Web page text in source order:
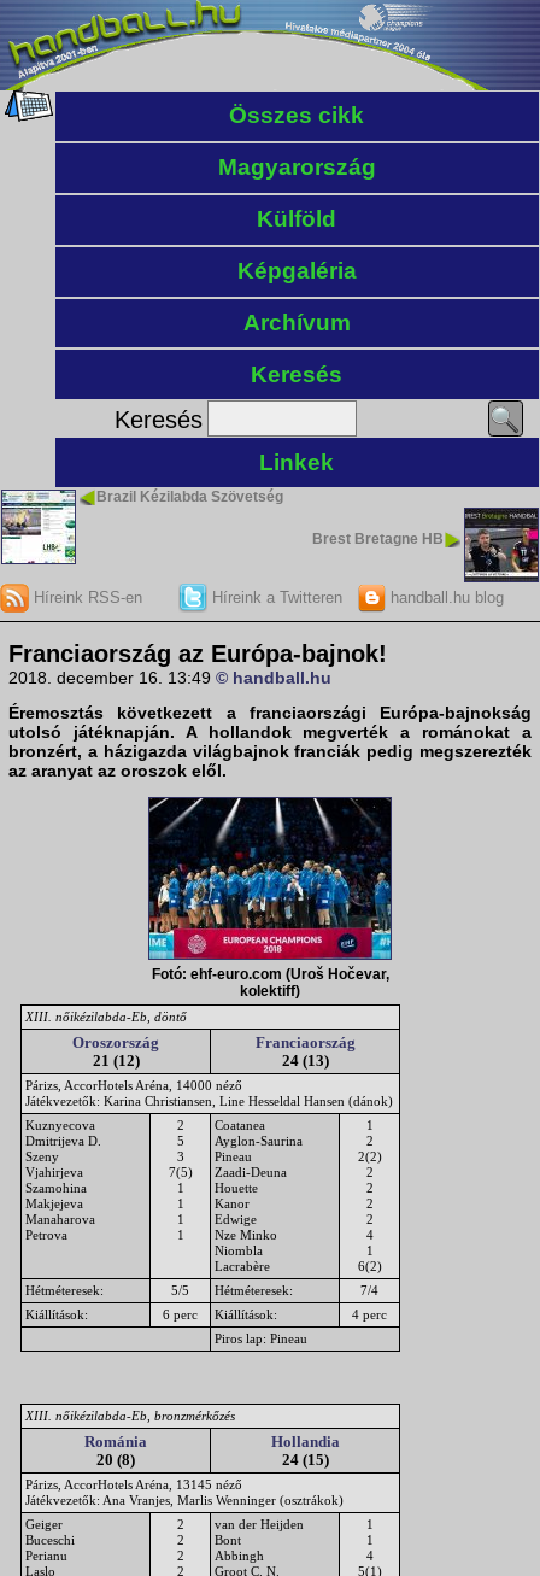
Összes cikk
Magyarország
Külföld
Képgaléria
Archívum
Keresés
Keresés
Linkek
Brazil Kézilabda Szövetség
Brest Bretagne HB
Híreink RSS-en Híreink a Twitteren handball.hu blog
Franciaország az Európa-bajnok!
2018. december 16. 13:49 © handball.hu
Éremosztás következett a franciaországi Európa-bajnokság
utolsó játéknapján. A hollandok megverték a románokat a
bronzért, a házigazda világbajnok franciák pedig megszerezték
az aranyat az oroszok elől.
Fotó: ehf-euro.com (Uroš Hočevar,
kolektiff)
XIII. nőikézilabda-Eb, döntő
Oroszország
21 (12)
Franciaország
24 (13)
Párizs, AccorHotels Aréna, 14000 néző
Játékvezetők: Karina Christiansen, Line Hesseldal Hansen (dánok)
Kuznyecova
Dmitrijeva D.
Szeny
Vjahirjeva
Szamohina
Makjejeva
Manaharova
Petrova
2
5
3
7(5)
1
1
1
1
Coatanea
Ayglon-Saurina
Pineau
Zaadi-Deuna
Houette
Kanor
Edwige
Nze Minko
Niombla
Lacrabère
1
2
2(2)
2
2
2
2
4
1
6(2)
Hétméteresek:
5/5 Hétméteresek:
7/4
Kiállítások:
6 perc Kiállítások:
4 perc
Piros lap: Pineau
XIII. nőikézilabda-Eb, bronzmérkőzés
Románia
20 (8)
Hollandia
24 (15)
Párizs, AccorHotels Aréna, 13145 néző
Játékvezetők: Ana Vranjes, Marlis Wenninger (osztrákok)
Geiger
Buceschi
Perianu
Laslo
2
2
2
2
van der Heijden
Bont
Abbingh
Groot C. N.
1
1
4
5(1)